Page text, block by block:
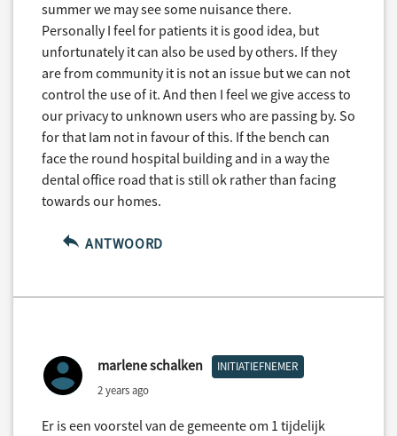
summer we may see some nuisance there.
Personally I feel for patients it is good idea, but
unfortunately it can also be used by others. If they
are from community it is not an issue but we can not
control the use of it. And then I feel we give access to
our privacy to unknown users who are passing by. So
for that Iam not in favour of this. If the bench can
face the round hospital building and in a way the
dental office road that is still ok rather than facing
towards our homes.
ANTWOORD
marlene schalken INITIATIEFNEMER
2 years ago
Er is een voorstel van de gemeente om 1 tijdelijk